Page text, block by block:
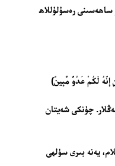
رەسۇلۇللاھ
إِنَّهُ لَكُمْ عَدُوٌّ مُّبِينٌ﴾
چۈنكى شەيتان
يەنە بىرى سۈلھى